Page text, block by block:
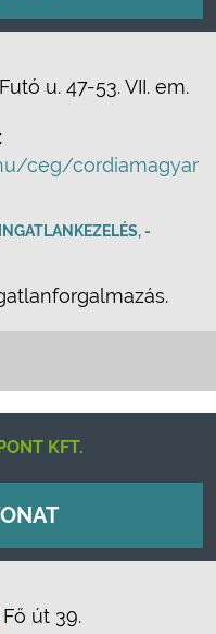
u. 47-53. VII. em.
ceg/cordiamagyar
INGATLANKEZELÉS, -
KFT.
Fő út 39.